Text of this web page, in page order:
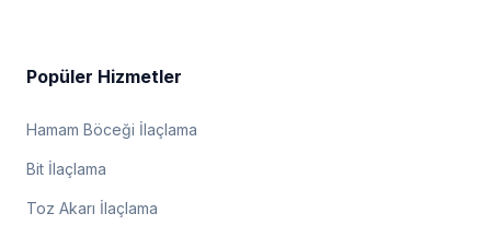
Popüler Hizmetler
Hamam Böceği İlaçlama
Bit İlaçlama
Toz Akarı İlaçlama